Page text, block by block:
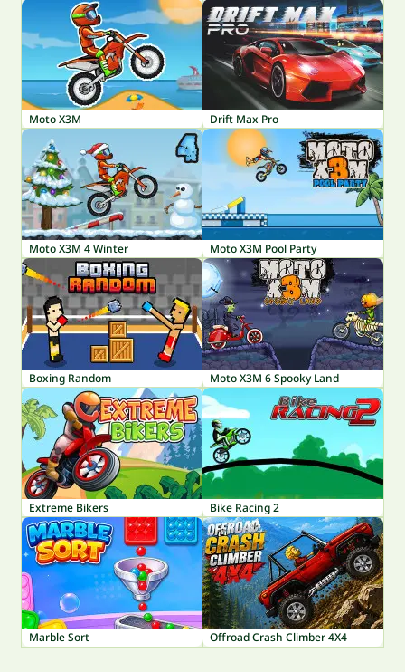
Moto X3M Drift Max Pro
Moto X3M 4 Winter Moto X3M Pool Party
Boxing Random Moto X3M 6 Spooky Land
Extreme Bikers Bike Racing 2
Marble Sort Offroad Crash Climber 4X4